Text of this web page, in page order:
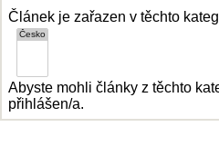
Článek je zařazen v těchto
Abyste mohli články z těchto
přihlášen/a.